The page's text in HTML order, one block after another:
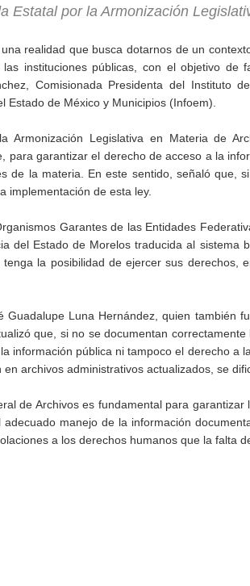
Estatal por la Armonización
realidad que busca dotarnos de un
instituciones públicas, con el objetivo de
Comisionada Presidenta del Instituto
Estado de México y Municipios (Infoem).
Armonización Legislativa en Materia de
para garantizar el derecho de acceso a la
de la materia. En este sentido, señaló que,
implementación de esta ley.
Garantes de las Entidades
del Estado de Morelos traducida al sistema
la posibilidad de ejercer sus derechos,
Guadalupe Luna Hernández, quien también
que, si no se documentan
información pública ni tampoco el derecho a
archivos administrativos actualizados, se
de Archivos es fundamental para
adecuado manejo de la información
a los derechos humanos que la falta